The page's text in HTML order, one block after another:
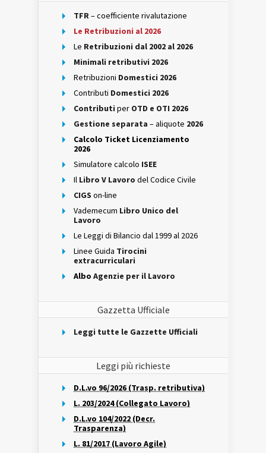
TFR– coefficiente rivalutazione
Le Retribuzioni al 2026
Le Retribuzioni dal 2002 al 2026
Minimali retributivi 2026
Retribuzioni Domestici 2026
Contributi Domestici 2026
Contributi per OTD e OTI 2026
Gestione separata – aliquote 2026
Calcolo Ticket Licenziamento
2026
Simulatore calcolo ISEE
Il Libro V Lavoro del Codice Civile
CIGS on-line
Vademecum Libro Unico del
Lavoro
Le Leggi di Bilancio dal 1999 al 2026
Linee Guida Tirocini
extracurriculari
Albo Agenzie per il Lavoro
Gazzetta Ufficiale
Leggi tutte le Gazzette Ufficiali
Leggi più richieste
D.L.vo 96/2026 (Trasp. retributiva)
L. 203/2024 (Collegato Lavoro)
D.L.vo 104/2022 (Decr.
Trasparenza)
L. 81/2017 (Lavoro Agile)